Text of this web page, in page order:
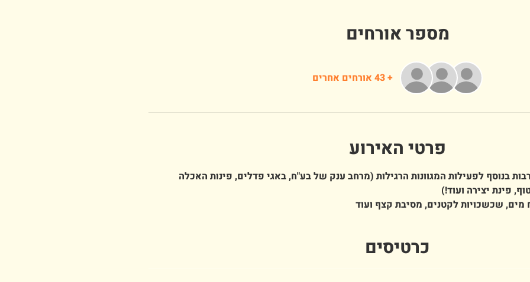
מספר אורחים
+ 43 אורחים אחרים
פרטי האירוע
בנוסף לפעילות המגוונות הרגילות (מרחב ענק של בע"ח, באגי פדלים, פינות האכלה
פינת יצירה ועוד!)
מים, שכשכויות לקטנים, מסיבת קצף ועוד
כרטיסים